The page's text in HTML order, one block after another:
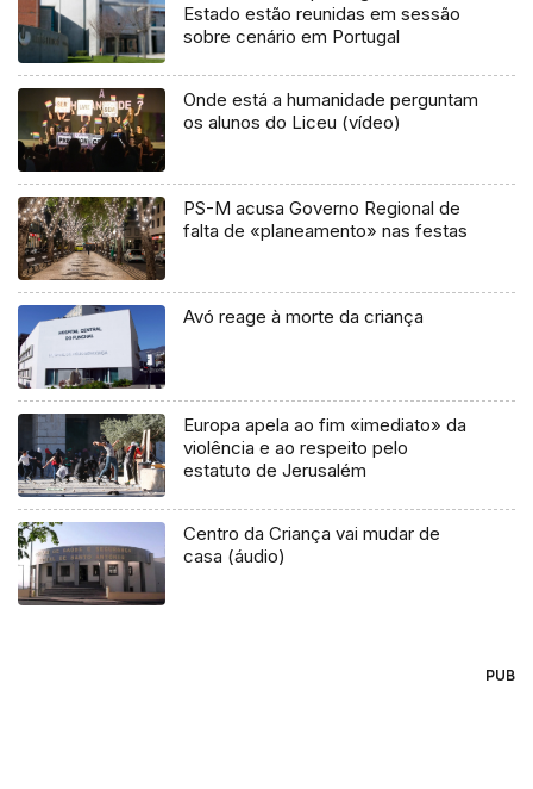
Estado estão reunidas em sessão
sobre cenário em Portugal
Onde está a humanidade perguntam
os alunos do Liceu (vídeo)
PS-M acusa Governo Regional de
falta de «planeamento» nas festas
Avó reage à morte da criança
Europa apela ao fim «imediato» da
violência e ao respeito pelo
estatuto de Jerusalém
Centro da Criança vai mudar de
casa (áudio)
PUB